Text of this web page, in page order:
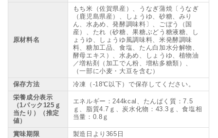
原材料名
もち米（佐賀県産）、うなぎ蒲焼〔うなぎ
（鹿児島県産）、しょうゆ、砂糖、みり
ん、水あめ、発酵調味料〕、ごぼう（国
産）、たれ（砂糖、果糖ぶどう糖液糖、し
ょうゆ、しょうゆ風調味料、米発酵調味
料、糖加工品、食塩、たん白加水分解物、
酵母エキス）、水あめ、しょうゆ、植物油
／増粘剤（加工でん粉、増粘多糖類）、
（一部に小麦・大豆を含む）
保存方法
冷凍（-18℃以下）で保存してください。
栄養成分表示
（1パック125ｇ
当たり）（推定
値）
エネルギー：244kcal、たんぱく質：7.5
ｇ、脂質4.7ｇ、炭水化物：43.3ｇ、食塩相
当量：0.8ｇ
賞味期限 製造日より365日